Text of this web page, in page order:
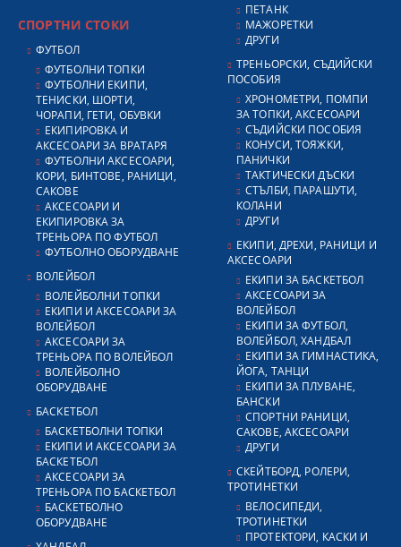
СПОРТНИ СТОКИ
ФУТБОЛ
ФУТБОЛНИ ТОПКИ
ФУТБОЛНИ ЕКИПИ,
ТЕНИСКИ, ШОРТИ,
ЧОРАПИ, ГЕТИ, ОБУВКИ
ЕКИПИРОВКА И
АКСЕСОАРИ ЗА ВРАТАРЯ
ФУТБОЛНИ АКСЕСОАРИ,
КОРИ, БИНТОВЕ, РАНИЦИ,
САКОВЕ
АКСЕСОАРИ И
ЕКИПИРОВКА ЗА
ТРЕНЬОРА ПО ФУТБОЛ
ФУТБОЛНО ОБОРУДВАНЕ
ВОЛЕЙБОЛ
ВОЛЕЙБОЛНИ ТОПКИ
ЕКИПИ И АКСЕСОАРИ ЗА
ВОЛЕЙБОЛ
АКСЕСОАРИ ЗА
ТРЕНЬОРА ПО ВОЛЕЙБОЛ
ВОЛЕЙБОЛНО
ОБОРУДВАНЕ
БАСКЕТБОЛ
БАСКЕТБОЛНИ ТОПКИ
ЕКИПИ И АКСЕСОАРИ ЗА
БАСКЕТБОЛ
АКСЕСОАРИ ЗА
ТРЕНЬОРА ПО БАСКЕТБОЛ
БАСКЕТБОЛНО
ОБОРУДВАНЕ
ПЕТАНК
МАЖОРЕТКИ
ДРУГИ
ТРЕНЬОРСКИ, СЪДИЙСКИ
ПОСОБИЯ
ХРОНОМЕТРИ, ПОМПИ
ЗА ТОПКИ, АКСЕСОАРИ
СЪДИЙСКИ ПОСОБИЯ
КОНУСИ, ТОЯЖКИ,
ПАНИЧКИ
ТАКТИЧЕСКИ ДЪСКИ
СТЪЛБИ, ПАРАШУТИ,
КОЛАНИ
ДРУГИ
ЕКИПИ, ДРЕХИ, РАНИЦИ И
АКСЕСОАРИ
ЕКИПИ ЗА БАСКЕТБОЛ
АКСЕСОАРИ ЗА
ВОЛЕЙБОЛ
ЕКИПИ ЗА ФУТБОЛ,
ВОЛЕЙБОЛ, ХАНДБАЛ
ЕКИПИ ЗА ГИМНАСТИКА,
ЙОГА, ТАНЦИ
ЕКИПИ ЗА ПЛУВАНЕ,
БАНСКИ
СПОРТНИ РАНИЦИ,
САКОВЕ, АКСЕСОАРИ
ДРУГИ
СКЕЙТБОРД, РОЛЕРИ,
ТРОТИНЕТКИ
ВЕЛОСИПЕДИ,
ТРОТИНЕТКИ
ПРОТЕКТОРИ, КАСКИ И